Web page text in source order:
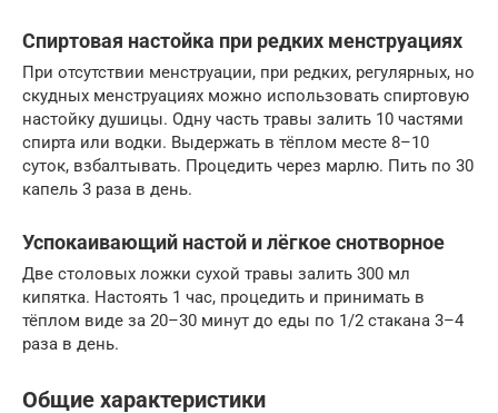
Спиртовая настойка при редких менструациях
При отсутствии менструации, при редких, регулярных, но
скудных менструациях можно использовать спиртовую
настойку душицы. Одну часть травы залить 10 частями
спирта или водки. Выдержать в тёплом месте 8–10
суток, взбалтывать. Процедить через марлю. Пить по 30
капель 3 раза в день.
Успокаивающий настой и лёгкое снотворное
Две столовых ложки сухой травы залить 300 мл
кипятка. Настоять 1 час, процедить и принимать в
тёплом виде за 20–30 минут до еды по 1/2 стакана 3–4
раза в день.
Общие характеристики